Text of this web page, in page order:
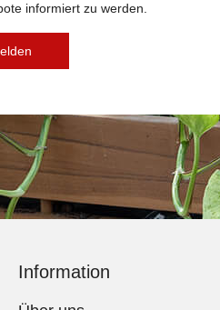
informiert zu werden.
Information